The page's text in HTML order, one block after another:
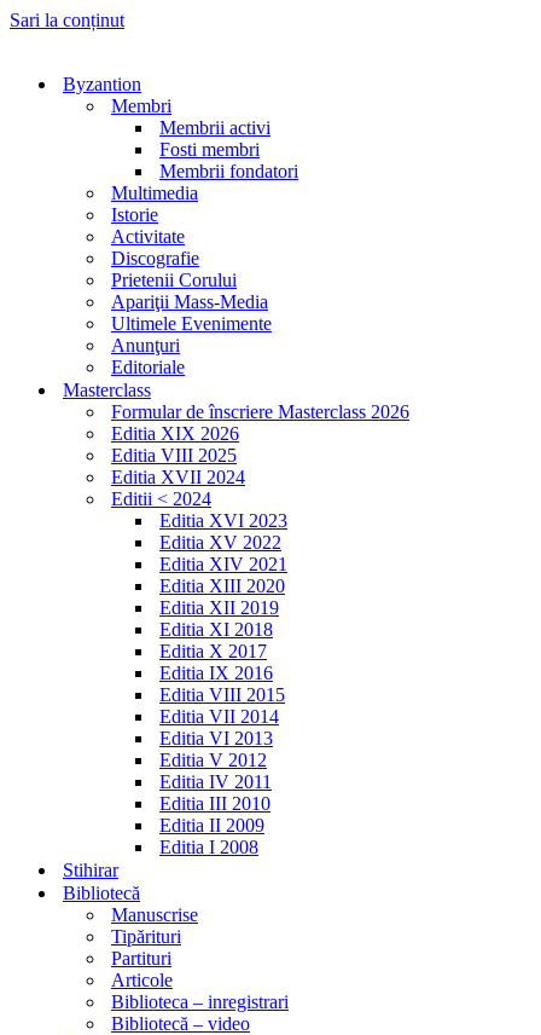
Sari la conținut
Byzantion
Membri
Membrii activi
Fosti membri
Membrii fondatori
Multimedia
Istorie
Activitate
Discografie
Prietenii Corului
Apariţii Mass-Media
Ultimele Evenimente
Anunţuri
Editoriale
Masterclass
Formular de înscriere Masterclass 2026
Editia XIX 2026
Editia VIII 2025
Editia XVII 2024
Editii < 2024
Editia XVI 2023
Editia XV 2022
Editia XIV 2021
Editia XIII 2020
Editia XII 2019
Editia XI 2018
Editia X 2017
Editia IX 2016
Editia VIII 2015
Editia VII 2014
Editia VI 2013
Editia V 2012
Editia IV 2011
Editia III 2010
Editia II 2009
Editia I 2008
Stihirar
Bibliotecă
Manuscrise
Tipărituri
Partituri
Articole
Biblioteca – inregistrari
Bibliotecă – video